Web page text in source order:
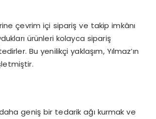
çevrim içi sipariş ve takip imkânı
ürünleri kolayca sipariş
Bu yenilikçi yaklaşım, Yılmaz’ın
geniş bir tedarik ağı kurmak ve